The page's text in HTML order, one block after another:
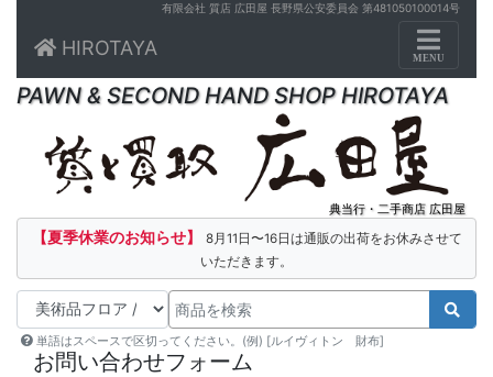
有限会社 質店 広田屋 長野県公安委員会 第481050100014号
HIROTAYA
Toggle
MENU
PAWN & SECOND HAND SHOP HIROTAYA
典当行・二手商店 広田屋
【夏季休業のお知らせ】
8月11日〜16日は通販の出荷をお休みさせて
いただきます。
単語はスペースで区切ってください。(例) [ルイヴィトン 財布]
お問い合わせフォーム